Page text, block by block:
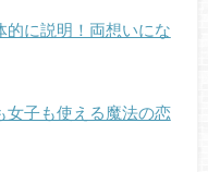
的に説明！両想いにな
女子も使える魔法の恋